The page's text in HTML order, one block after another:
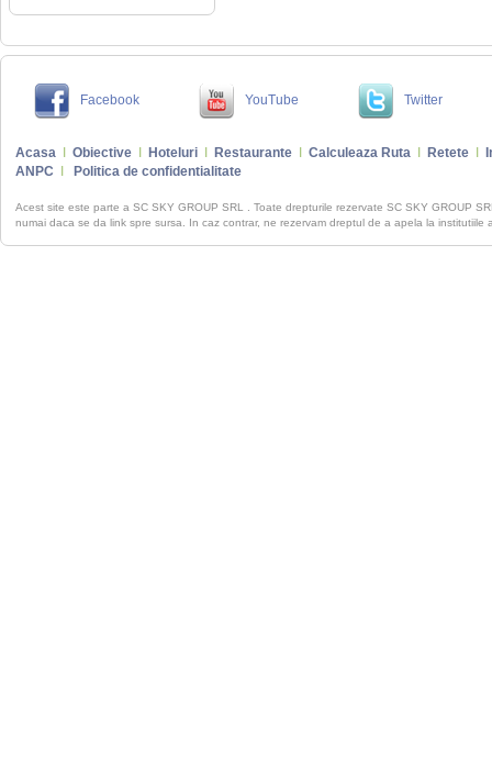
Facebook YouTube Twitter
Acasa Obiective Hoteluri Restaurante Calculeaza Ruta Retete
ANPC
Politica de confidentialitate
Acest site este parte a SC SKY GROUP SRL . Toate drepturile rezervate SC SKY GROUP
numai daca se da link spre sursa. In caz contrar, ne rezervam dreptul de a apela la institutiile